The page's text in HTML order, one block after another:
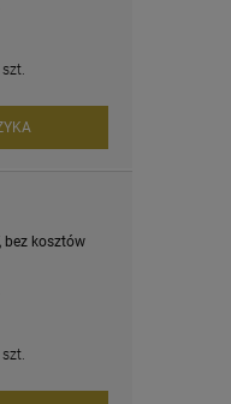
szt.
bez kosztów
szt.